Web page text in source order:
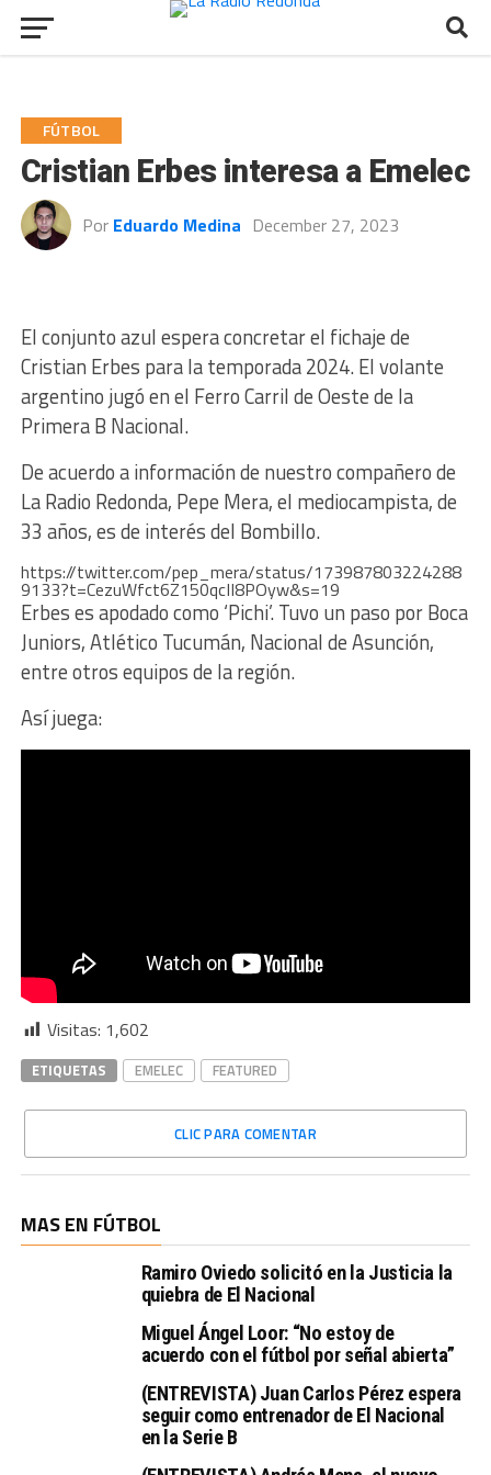
FÚTBOL
Cristian Erbes interesa a Emelec
Por Eduardo Medina December 27, 2023
El conjunto azul espera concretar el fichaje de
Cristian Erbes para la temporada 2024. El volante
argentino jugó en el Ferro Carril de Oeste de la
Primera B Nacional.
De acuerdo a información de nuestro compañero de
La Radio Redonda, Pepe Mera, el mediocampista, de
33 años, es de interés del Bombillo.
https://twitter.com/pep_mera/status/173987803224288
9133?t=CezuWfct6Z150qcII8POyw&s=19
Erbes es apodado como ‘Pichi’. Tuvo un paso por Boca
Juniors, Atlético Tucumán, Nacional de Asunción,
entre otros equipos de la región.
Así juega:
Visitas: 1,602
ETIQUETAS EMELEC FEATURED
CLIC PARA COMENTAR
MAS EN FÚTBOL
Ramiro Oviedo solicitó en la Justicia la
quiebra de El Nacional
Miguel Ángel Loor: “No estoy de
acuerdo con el fútbol por señal abierta”
(ENTREVISTA) Juan Carlos Pérez espera
seguir como entrenador de El Nacional
en la Serie B